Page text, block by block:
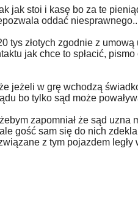
jak stoi i kasę bo za te
oddać
tys złotych zgodnie z
jak chce to spłacić, pismo
jeżeli w grę wchodzą
bo tylko sąd może
zapomniał że sąd uzna
gość sam się do nich
z tym pojazdem legły